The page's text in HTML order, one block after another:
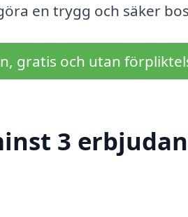
en trygg och säker
gratis och utan
3